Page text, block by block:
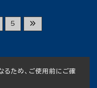
5
るため、ご使用前にご確